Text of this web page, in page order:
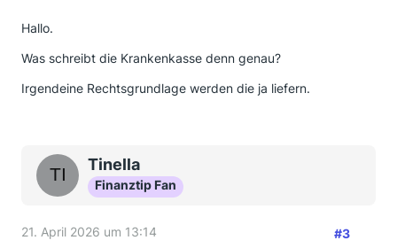
Hallo.
Was schreibt die Krankenkasse denn genau?
Irgendeine Rechtsgrundlage werden die ja liefern.
Tinella
Finanztip Fan
21. April 2026 um 13:14 #3